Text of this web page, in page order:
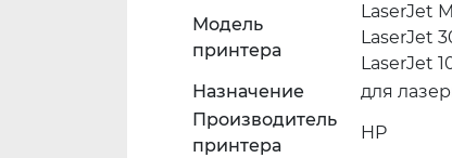
Модель
принтера
LaserJet
LaserJet
LaserJet
Назначение
для
Производитель
принтера
HP